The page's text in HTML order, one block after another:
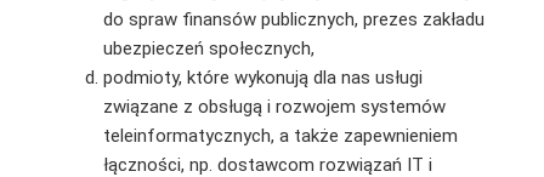
do spraw finansów publicznych, prezes zakładu
ubezpieczeń społecznych,
podmioty, które wykonują dla nas usługi
związane z obsługą i rozwojem systemów
teleinformatycznych, a także zapewnieniem
łączności, np. dostawcom rozwiązań IT i